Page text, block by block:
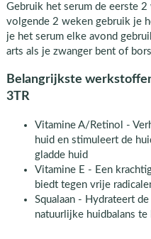
Gebruik het serum de eerste
volgende 2 weken gebruik je
je het serum elke avond
arts als je zwanger bent of
Belangrijkste
3TR
Vitamine A/Retinol -
huid en stimuleert de
gladde huid
Vitamine E - Een
biedt tegen vrije
Squalaan - Hydrateert
natuurlijke huidbalans te